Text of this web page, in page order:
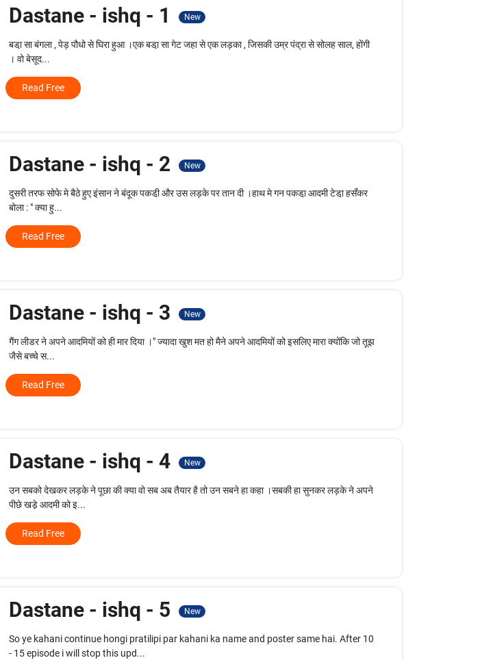
Dastane - ishq - 1 New
बडा़ सा बंगला , पेड़ पौधो से घिरा हुआ ।एक बडा़ सा गेट जहा से एक लड़का , जिसकी उम्र पंद्रा से सोलह साल, होंगी
। वो बेसूद...
Read Free
Dastane - ishq - 2 New
दुसरी तरफ सोफे मे बैठे हुए इंसान ने बंदूक पकडी़ और उस लड़के पर तान दी ।हाथ मे गन पकडा़ आदमी टेडा़ हसँकर
बोला : " क्या हु...
Read Free
Dastane - ishq - 3 New
गैंग लीडर ने अपने आदमियों को ही मार दिया ।" ज्यादा खुश मत हो मैने अपने आदमियों को इसलिए मारा क्योंकि जो तूझ
जैसे बच्चे स...
Read Free
Dastane - ishq - 4 New
उन सबको देखकर लड़के ने पूछा की क्या वो सब अब तैयार है तो उन सबने हा कहा ।सबकी हा सुनकर लड़के ने अपने
पीछे खडे़ आदमी को इ...
Read Free
Dastane - ishq - 5 New
So ye kahani continue hongi pratilipi par kahani ka name and poster same hai. After 10
- 15 episode i will stop this upd...